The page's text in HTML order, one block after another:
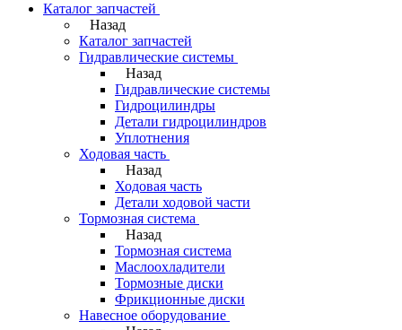
Каталог запчастей
Назад
Каталог запчастей
Гидравлические системы
Назад
Гидравлические системы
Гидроцилиндры
Детали гидроцилиндров
Уплотнения
Ходовая часть
Назад
Ходовая часть
Детали ходовой части
Тормозная система
Назад
Тормозная система
Маслоохладители
Тормозные диски
Фрикционные диски
Навесное оборудование